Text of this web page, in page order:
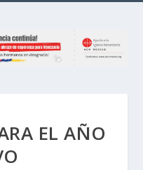
EL AÑO